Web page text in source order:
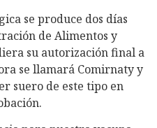
se produce dos días
de Alimentos y
su autorización final a
se llamará Comirnaty y
suero de este tipo en